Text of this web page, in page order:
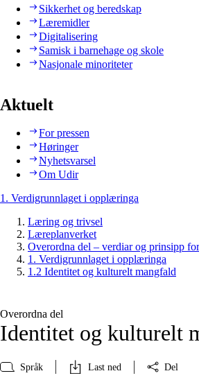
Sikkerhet og beredskap
Læremidler
Digitalisering
Samisk i barnehage og skole
Nasjonale minoriteter
Aktuelt
For pressen
Høringer
Nyhetsvarsel
Om Udir
1. Verdigrunnlaget i opplæringa
Læring og trivsel
Læreplanverket
Overordna del – verdiar og prinsipp
1. Verdigrunnlaget i opplæringa
1.2 Identitet og kulturelt mangfald
Overordna del
Identitet og kulturelt
Språk Last ned Del